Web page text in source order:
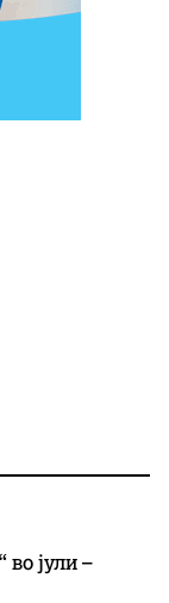
во јули –